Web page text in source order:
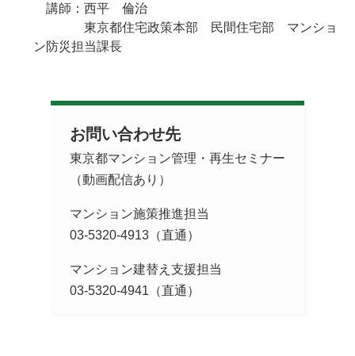
講師：西平 倫治
東京都住宅政策本部 民間住宅部 マンショ
ン防災担当課長
お問い合わせ先
東京都マンション管理・再生セミナー
（動画配信あり）
マンション施策推進担当
03-5320-4913（直通）
マンション建替え支援担当
03-5320-4941（直通）